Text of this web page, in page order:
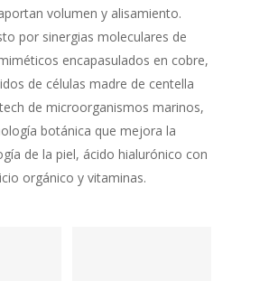
volumen y alisamiento.
por sinergias moleculares de
encapasulados en cobre,
de células madre de centella
de microorganismos marinos,
botánica que mejora la
de la piel, ácido hialurónico con
orgánico y vitaminas.